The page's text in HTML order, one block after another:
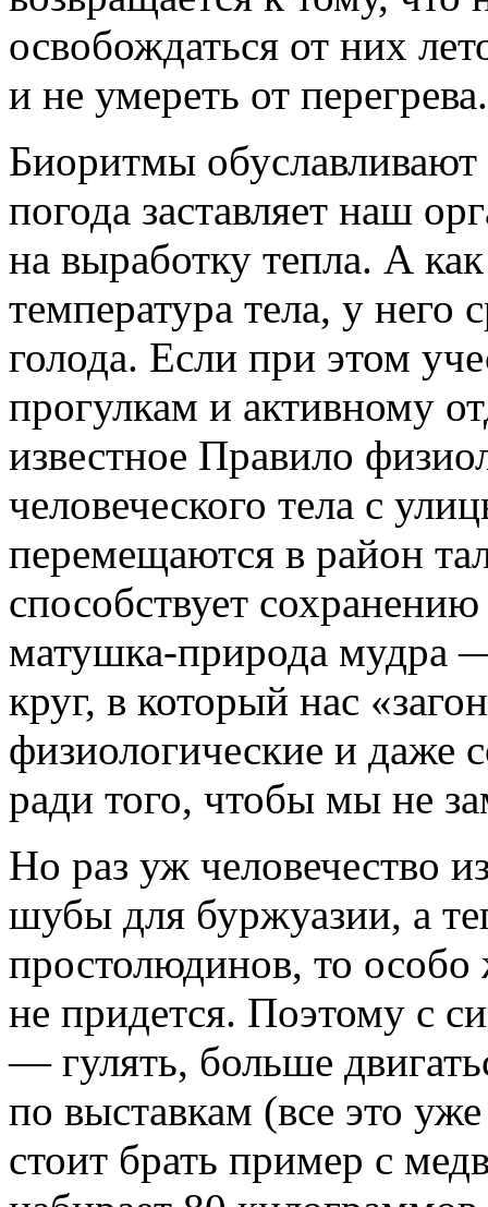
освобождаться от них
и не умереть от перегрева.
Биоритмы обуславливают
погода заставляет наш
на выработку тепла. А
температура тела, у него
голода. Если при этом
прогулкам и активному
известное Правило
человеческого тела с
перемещаются в район
способствует
матушка-природа мудра
круг, в который нас
физиологические и даже
ради того, чтобы мы не
Но раз уж человечество
шубы для буржуазии, а
простолюдинов, то особо
не придется. Поэтому с
— гулять, больше
по выставкам (все это
стоит брать пример с